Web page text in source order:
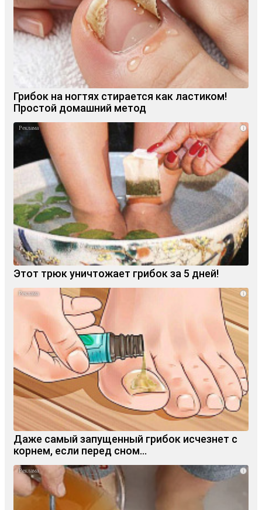
Грибок на ногтях стирается как ластиком!
Простой домашний метод
i
Этот трюк уничтожает грибок за 5 дней!
i
Даже самый запущенный грибок исчезнет с
корнем, если перед сном…
i